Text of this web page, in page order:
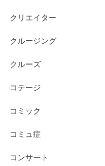
クリエイター
クルージング
クルーズ
コテージ
コミック
コミュ症
コンサート